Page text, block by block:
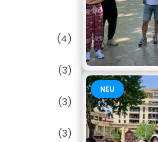
(4)
(3)
(3)
(3)
NEU